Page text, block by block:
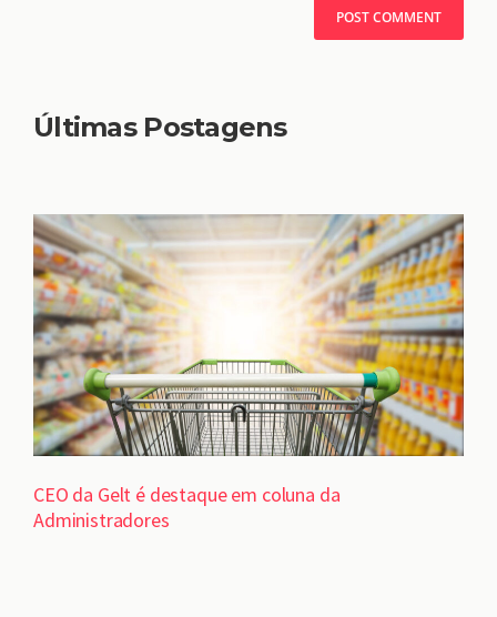
Últimas Postagens
CEO da Gelt é destaque em coluna da
Administradores